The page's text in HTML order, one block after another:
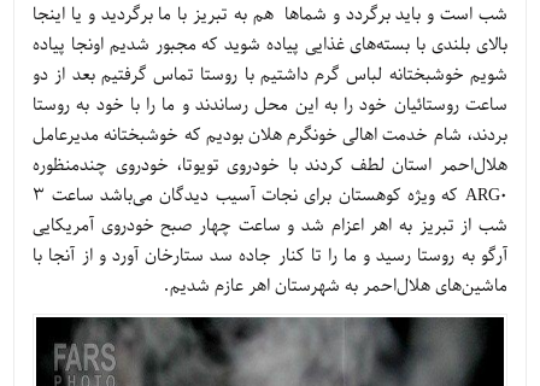
شب است و باید برگردد و شماها هم به تبریز با ما برگردید و یا اینجا
بالای بلندی با بسته‌های غذایی پیاده شوید که مجبور شدیم اونجا پیاده
شویم خوشبختانه لباس گرم داشتیم با روستا تماس گرفتیم بعد از دو
ساعت روستائیان خود را به این محل رساندند و ما را با خود به روستا
بردند، شام خدمت اهالی خونگرم هلان بودیم که خوشبختانه مدیرعامل
هلال‌احمر استان لطف کردند با خودروی تویوتا، خودروی چندمنظوره
ARG0 که ویژه کوهستان برای نجات آسیب دیدگان می‌باشد ساعت 3
شب از تبریز به اهر اعزام شد و ساعت چهار صبح خودروی آمریکایی
آرگو به روستا رسید و ما را تا کنار جاده سد ستارخان آورد و از آنجا با
ماشین‌های هلال‌احمر به شهرستان اهر عازم شدیم.